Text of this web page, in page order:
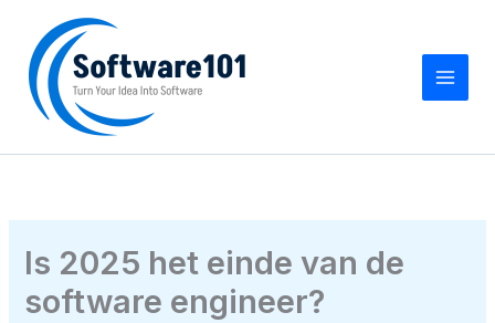
inhoud
Is 2025 het einde van de
software engineer?